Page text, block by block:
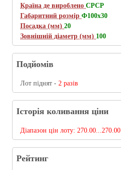
Країна де вироблено СРСР
Габаритний розмір Ф100х30
Посадка (мм) 20
Зовнішній діаметр (мм) 100
Подйомів
Лот піднят - 2 разів
Історія коливання ціни
Діапазон цін лоту: 270.00...270.00
Рейтинг